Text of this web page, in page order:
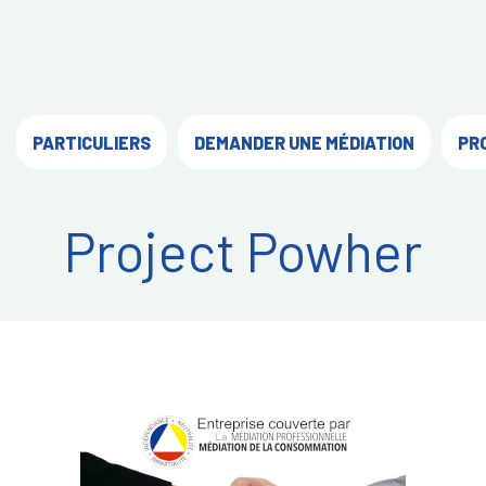
PARTICULIERS DEMANDER UNE MÉDIATION
Project Powher